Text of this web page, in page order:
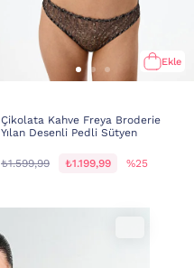
Ekle
Çikolata Kahve Freya Broderie
Yılan Desenli Pedli Sütyen
₺1.599,99 ₺1.199,99 %25